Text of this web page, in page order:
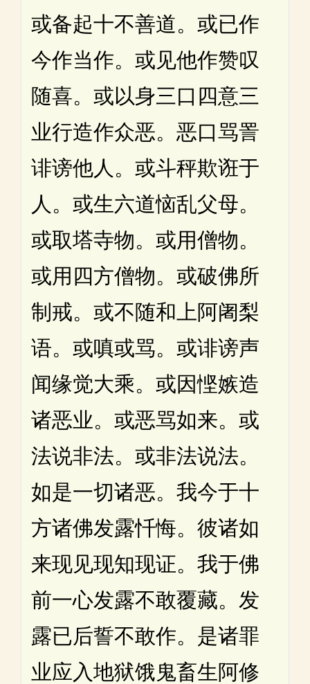
或备起十不善道。或已作
今作当作。或见他作赞叹
随喜。或以身三口四意三
业行造作众恶。恶口骂詈
诽谤他人。或斗秤欺诳于
人。或生六道恼乱父母。
或取塔寺物。或用僧物。
或用四方僧物。或破佛所
制戒。或不随和上阿阇梨
语。或嗔或骂。或诽谤声
闻缘觉大乘。或因悭嫉造
诸恶业。或恶骂如来。或
法说非法。或非法说法。
如是一切诸恶。我今于十
方诸佛发露忏悔。彼诸如
来现见现知现证。我于佛
前一心发露不敢覆藏。发
露已后誓不敢作。是诸罪
业应入地狱饿鬼畜生阿修